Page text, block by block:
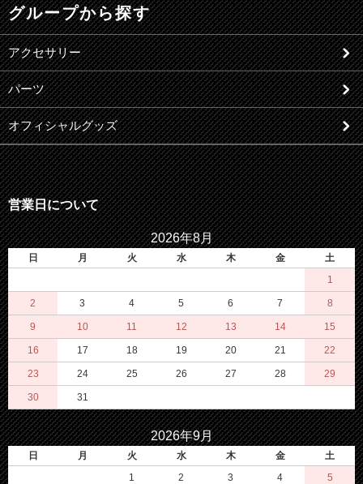
グループから探す
アクセサリー
パーツ
オフィシャルグッズ
営業日について
2026年8月
日 月 火 水 木 金
土
1
2 3 4 5 6 7 8
9 10 11 12 13 14 15
16 17 18 19 20 21 22
23 24 25 26 27 28 29
30 31
2026年9月
日 月 火 水 木 金
土
1
2 3 4 5